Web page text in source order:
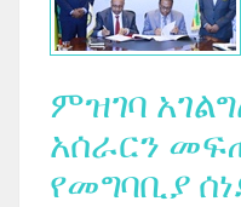
ምዝገባ
አሰራርን
የመግባቢያ